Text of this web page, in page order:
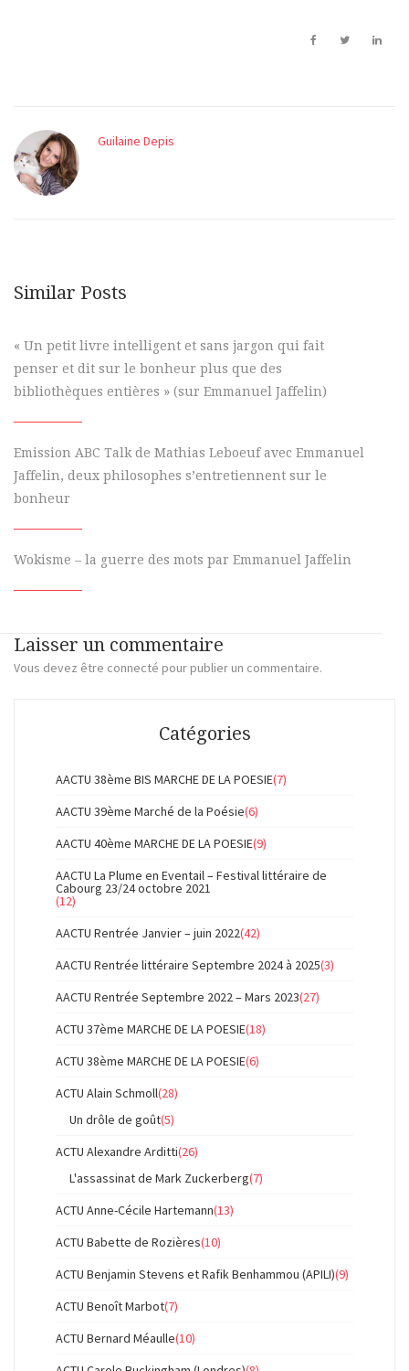
Guilaine Depis
Similar Posts
« Un petit livre intelligent et sans jargon qui fait
penser et dit sur le bonheur plus que des
bibliothèques entières » (sur Emmanuel Jaffelin)
Emission ABC Talk de Mathias Leboeuf avec Emmanuel
Jaffelin, deux philosophes s’entretiennent sur le
bonheur
Wokisme – la guerre des mots par Emmanuel Jaffelin
Laisser un commentaire
Vous devez être connecté pour publier un commentaire.
Catégories
AACTU 38ème BIS MARCHE DE LA POESIE(7)
AACTU 39ème Marché de la Poésie(6)
AACTU 40ème MARCHE DE LA POESIE(9)
AACTU La Plume en Eventail – Festival littéraire de
Cabourg 23/24 octobre 2021
(12)
AACTU Rentrée Janvier – juin 2022(42)
AACTU Rentrée littéraire Septembre 2024 à 2025(3)
AACTU Rentrée Septembre 2022 – Mars 2023(27)
ACTU 37ème MARCHE DE LA POESIE(18)
ACTU 38ème MARCHE DE LA POESIE(6)
ACTU Alain Schmoll(28)
Un drôle de goût(5)
ACTU Alexandre Arditti(26)
L'assassinat de Mark Zuckerberg(7)
ACTU Anne-Cécile Hartemann(13)
ACTU Babette de Rozières(10)
ACTU Benjamin Stevens et Rafik Benhammou (APILI)(9)
ACTU Benoît Marbot(7)
ACTU Bernard Méaulle(10)